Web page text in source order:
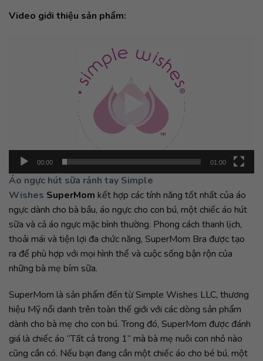
Video giới thiệu sản phẩm:
00:00 01:00
Áo ngực hút sữa rảnh tay Simple
Wishes SuperMom kết hợp các tính năng tốt nhất của áo
ngực dành cho bà bầu, áo ngực cho con bú, một chiếc áo hút
sữa và cả áo ngực mặc bình thường. Phong cách thanh lịch,
thoải mái và tiện lợi đa chức năng, SuperMom Bra được tạo
ra để phù hợp với mọi hình thể và cuộc sống bận rộn của
những bà mẹ bỉm sữa.
SuperMom là sản phẩm đến từ Simple Wishes LLC, thương
hiệu Mỹ nổi danh trên toàn thế giới với các dòng sản phẩm
dành cho bà mẹ cho con bú. Trong đó, SuperMom được đánh
giá là chiếc áo “Tất cả trong 1” mà bà mẹ nuôi con nhỏ nào
cũng cần có. Nếu bạn đang cần một chiếc áo cho bé bú, một